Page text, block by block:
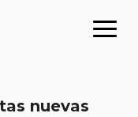
nuevas